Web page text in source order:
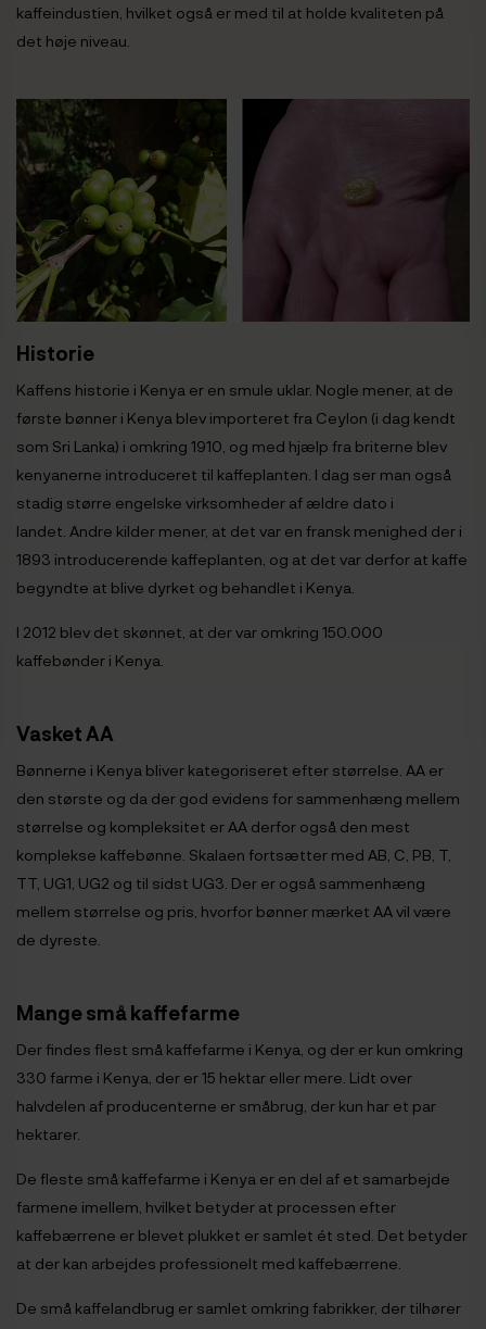
kaffeindustien, hvilket også er med til at holde kvaliteten på
det høje niveau.
Historie
Kaffens historie i Kenya er en smule uklar. Nogle mener, at de
første bønner i Kenya blev importeret fra Ceylon (i dag kendt
som Sri Lanka) i omkring 1910, og med hjælp fra briterne blev
kenyanerne introduceret til kaffeplanten. I dag ser man også
stadig større engelske virksomheder af ældre dato i
landet. Andre kilder mener, at det var en fransk menighed der i
1893 introducerende kaffeplanten, og at det var derfor at kaffe
begyndte at blive dyrket og behandlet i Kenya.
I 2012 blev det skønnet, at der var omkring 150.000
kaffebønder i Kenya.
Vasket AA
Bønnerne i Kenya bliver kategoriseret efter størrelse. AA er
den største og da der god evidens for sammenhæng mellem
størrelse og kompleksitet er AA derfor også den mest
komplekse kaffebønne. Skalaen fortsætter med AB, C, PB, T,
TT, UG1, UG2 og til sidst UG3. Der er også sammenhæng
mellem størrelse og pris, hvorfor bønner mærket AA vil være
de dyreste.
Mange små kaffefarme
Der findes flest små kaffefarme i Kenya, og der er kun omkring
330 farme i Kenya, der er 15 hektar eller mere. Lidt over
halvdelen af producenterne er småbrug, der kun har et par
hektarer.
De fleste små kaffefarme i Kenya er en del af et samarbejde
farmene imellem, hvilket betyder at processen efter
kaffebærrene er blevet plukket er samlet ét sted. Det betyder
at der kan arbejdes professionelt med kaffebærrene.
De små kaffelandbrug er samlet omkring fabrikker, der tilhører